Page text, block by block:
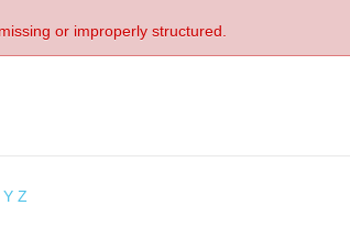
or improperly structured.
Y Z